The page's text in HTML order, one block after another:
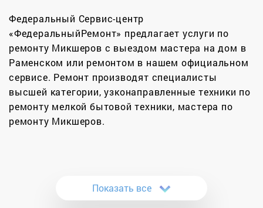
Федеральный Сервис-центр
«ФедеральныйРемонт» предлагает услуги по
ремонту Микшеров с выездом мастера на дом в
Раменском или ремонтом в нашем официальном
сервисе. Ремонт производят специалисты
высшей категории, узконаправленные техники по
ремонту мелкой бытовой техники, мастера по
ремонту Микшеров.
производим только в условиях стационарной
мастерской, укомплектованной необходимым
Показать все